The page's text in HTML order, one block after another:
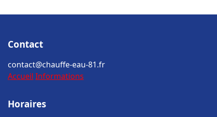
Contact
contact@chauffe-eau-81.fr
Accueil Informations
Horaires